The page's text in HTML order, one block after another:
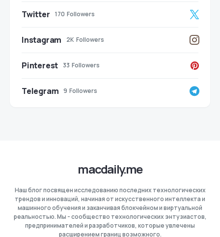
Twitter 170 Followers
Instagram 2K Followers
Pinterest 33 Followers
Telegram 9 Followers
macdaily.me
Наш блог посвящен исследованию последних технологических
трендов и инноваций, начиная от искусственного интеллекта и
машинного обучения и заканчивая блокчейном и виртуальной
реальностью. Мы - сообщество технологических энтузиастов,
предпринимателей и разработчиков, которые увлечены
расширением границ возможного.